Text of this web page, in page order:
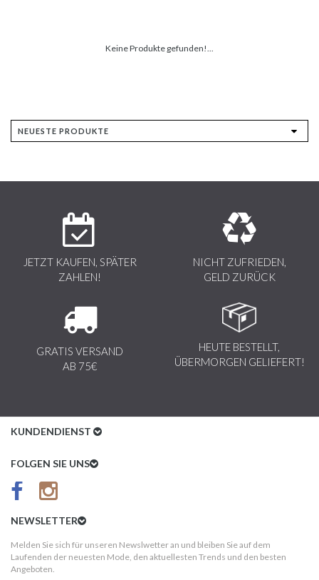
Keine Produkte gefunden!...
JETZT KAUFEN, SPÄTER
ZAHLEN!
NICHT ZUFRIEDEN,
GELD ZURÜCK
GRATIS VERSAND
AB 75€
HEUTE BESTELLT,
ÜBERMORGEN GELIEFERT!
KUNDENDIENST
Kundenservice
AGB
Kundeninformationen
FOLGEN SIE UNS
NEWSLETTER
Melden Sie sich für unseren Newslwetter an und bleiben Sie auf dem
Laufenden der neuesten Mode, den aktuellesten Trends und den besten
Angeboten.